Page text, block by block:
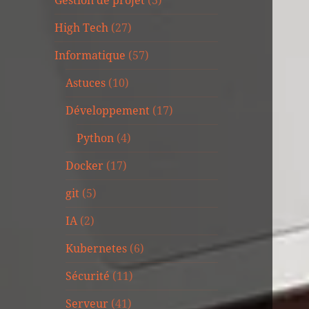
High Tech (27)
Informatique (57)
Astuces (10)
Développement (17)
Python (4)
Docker (17)
git (5)
IA(2)
Kubernetes (6)
Sécurité (11)
Serveur (41)